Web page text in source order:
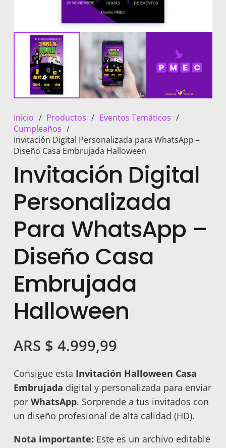
Inicio / Productos / Eventos Temáticos /
Cumpleaños /
Invitación Digital Personalizada para WhatsApp –
Diseño Casa Embrujada Halloween
Invitación Digital
Personalizada
Para WhatsApp –
Diseño Casa
Embrujada
Halloween
ARS $ 4.999,99
Consigue esta Invitación Halloween Casa
Embrujada digital y personalizada para enviar
por WhatsApp. Sorprende a tus invitados con
un diseño profesional de alta calidad (HD).
Nota importante: Este es un archivo editable